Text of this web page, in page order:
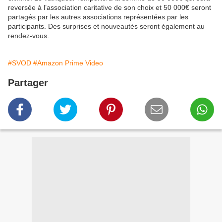
reversée à l’association caritative de son choix et 50 000€ seront
partagés par les autres associations représentées par les
participants. Des surprises et nouveautés seront également au
rendez-vous.
#SVOD #Amazon Prime Video
Partager